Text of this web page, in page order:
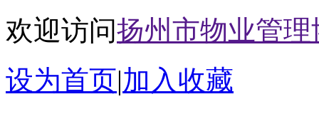
欢迎访问扬州市物业管理
设为首页|加入收藏